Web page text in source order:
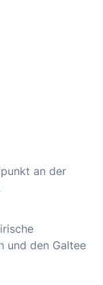
an der
und den Galtee